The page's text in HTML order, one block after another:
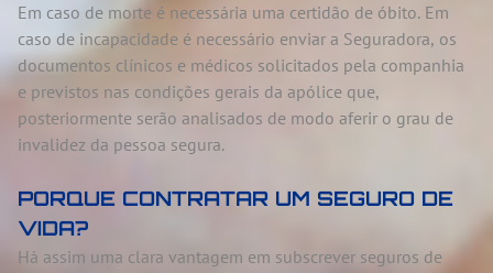
Em caso de morte é necessária uma certidão de óbito. Em
caso de incapacidade é necessário enviar a Seguradora, os
documentos clínicos e médicos solicitados pela companhia
e previstos nas condições gerais da apólice que,
posteriormente serão analisados de modo aferir o grau de
invalidez da pessoa segura.
PORQUE CONTRATAR UM SEGURO DE
VIDA?
Há assim uma clara vantagem em subscrever seguros de